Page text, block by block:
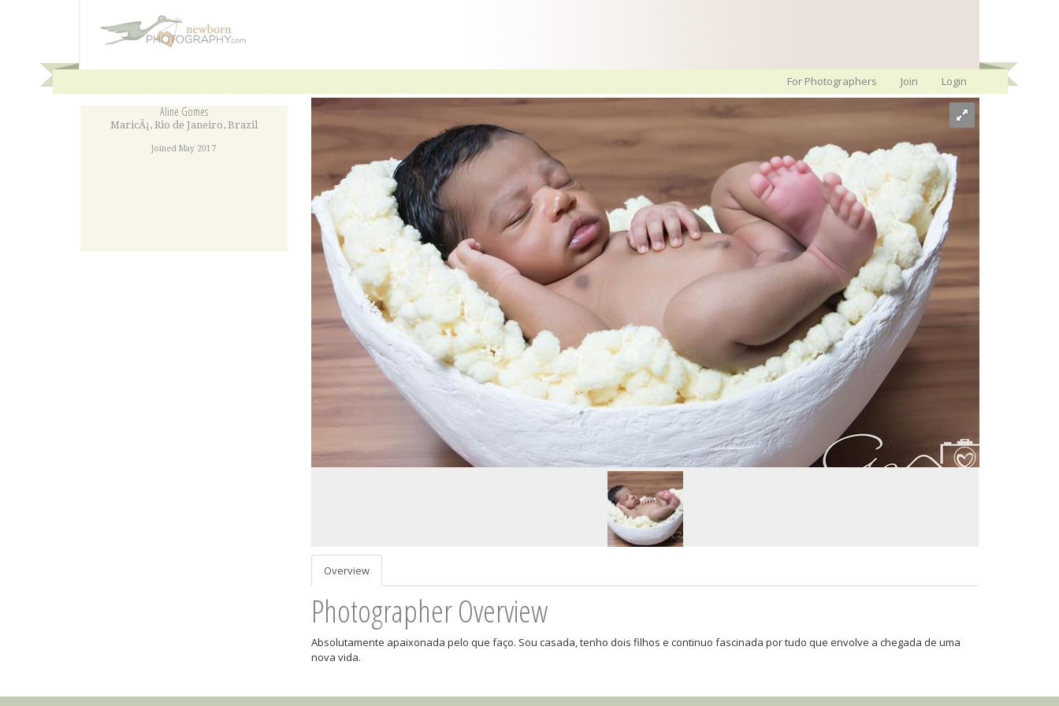
For Photographers Join Login
Aline Gomes
MaricÃ¡ , Rio de Janeiro, Brazil
Joined May 2017
Overview
Photographer Overview
Absolutamente apaixonada pelo que faço. Sou casada, tenho dois filhos e continuo fascinada por tudo que envolve a chegada de uma
nova vida.